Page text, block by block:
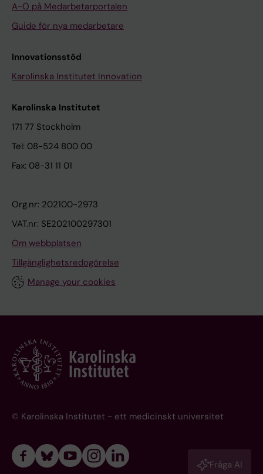
A-Ö på Medarbetarportalen
Guide för nya medarbetare
Innovationsstöd
Karolinska Institutet Innovation
Karolinska Institutet
171 77 Stockholm
Tel: 08-524 800 00
Fax: 08-31 11 01
Org.nr: 202100-2973
VAT.nr: SE202100297301
Om webbplatsen
Tillgänglighetsredogörelse
Manage your cookies
© Karolinska Institutet - ett medicinskt universitet
Fråga AI